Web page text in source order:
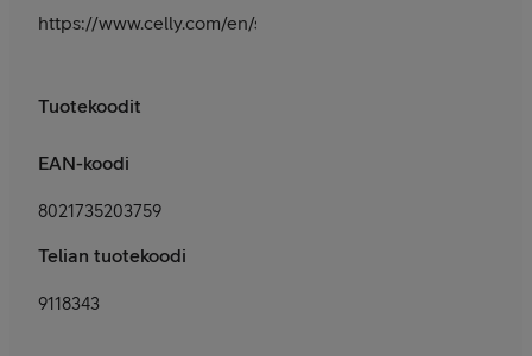
https://www.celly.com/en/support
Tuotekoodit
EAN-koodi
8021735203759
Telian tuotekoodi
9118343